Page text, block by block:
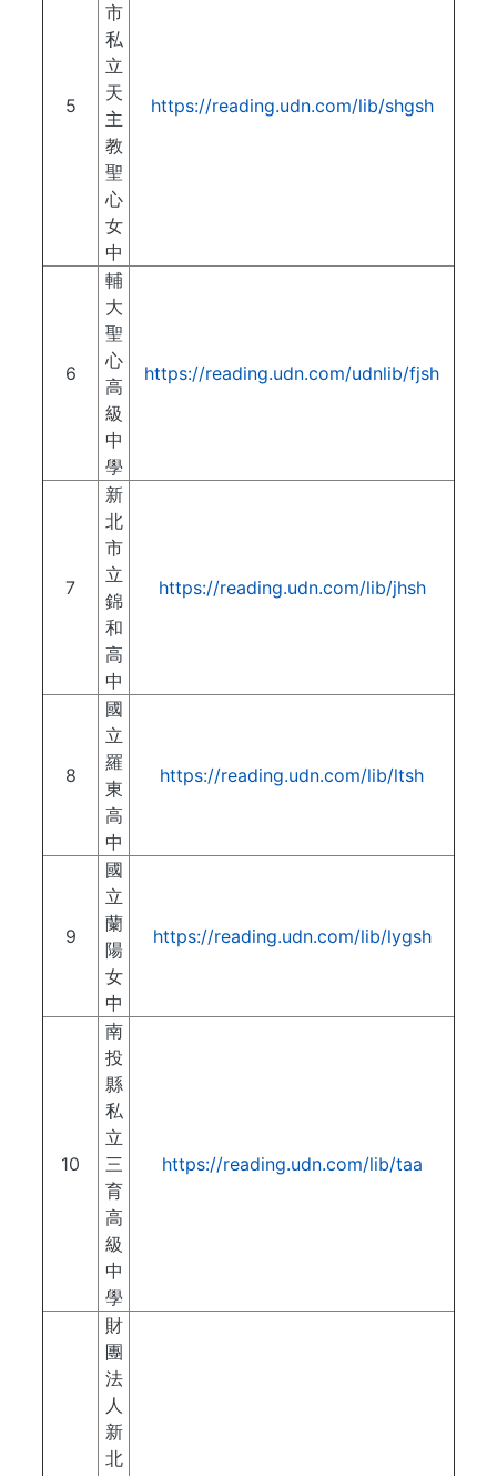
5
市
私
立
天
主
教
聖
心
女
中
https://reading.udn.com/lib/shgsh
6
輔
大
聖
心
高
級
中
學
https://reading.udn.com/udnlib/fjsh
7
新
北
市
立
錦
和
高
中
https://reading.udn.com/lib/jhsh
8
國
立
羅
東
高
中
https://reading.udn.com/lib/ltsh
9
國
立
蘭
陽
女
中
https://reading.udn.com/lib/lygsh
10
南
投
縣
私
立
三
育
高
級
中
學
https://reading.udn.com/lib/taa
財
團
法
人
新
北